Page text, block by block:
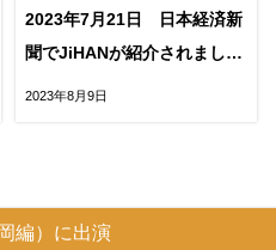
2023年7月21日 日本経済新
聞でJiHANが紹介されまし
2023年8月9日
編）に出演